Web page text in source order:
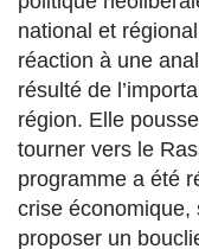
national et
réaction à une
résulté de
région. Elle
tourner vers le
programme a été
crise économique,
proposer un